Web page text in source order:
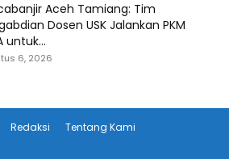
Aceh Tamiang: Tim
Dosen USK Jalankan PKM
untuk...
6, 2026
Redaksi Tentang Kami